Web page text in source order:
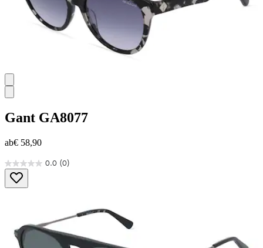
Gant GA8077
ab€ 58,90
0.0 (0)
0.0
von
5